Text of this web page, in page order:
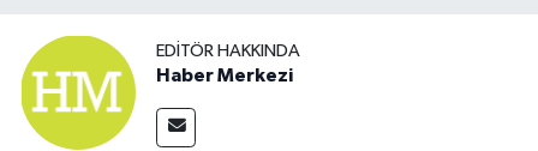
EDITÖR HAKKINDA
Haber Merkezi